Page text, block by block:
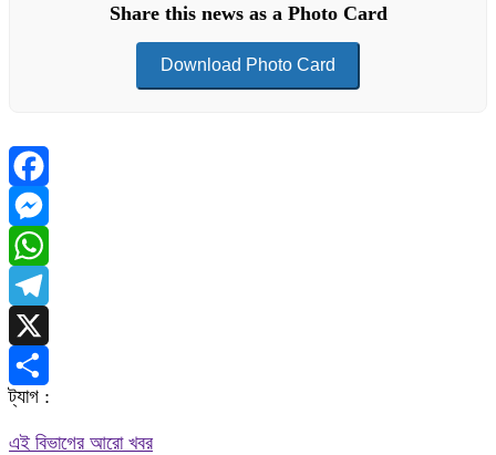
Share this news as a Photo Card
Download Photo Card
Facebook
Messenger
WhatsApp
Telegram
X
Share
ট্যাগ :
এই বিভাগের আরো খবর